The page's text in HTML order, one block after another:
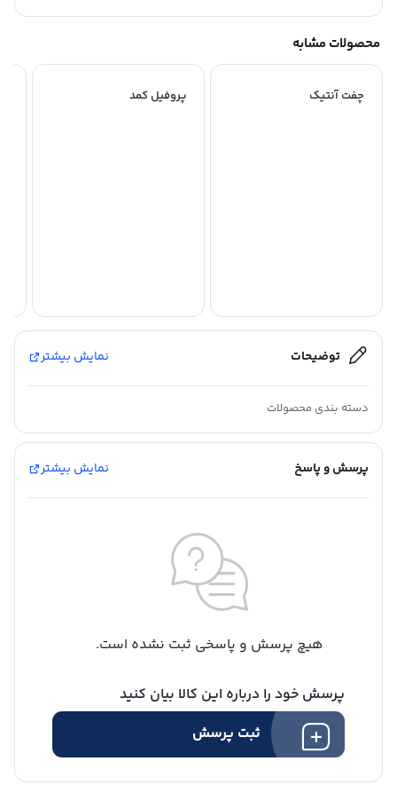
محصولات مشابه
چفت آنتیک پروفیل کمد
توضیحات نمایش بیشتر
دسته بندی محصولات
پرسش و پاسخ نمایش بیشتر
هیچ پرسش و پاسخی ثبت نشده است.
پرسش خود را درباره این کالا بیان کنید
ثبت پرسش